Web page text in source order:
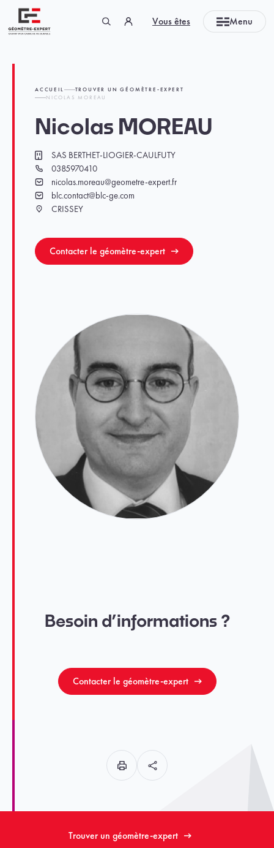
Vous êtes Menu
ACCUEIL
TROUVER UN GÉOMÈTRE-EXPERT
NICOLAS MOREAU
Nicolas MOREAU
CabinetSAS BERTHET-LIOGIER-CAULFUTY
Téléphone0385970410
Emailnicolas.moreau@geometre-expert.fr
Emailblc.contact@blc-ge.com
Ville
CRISSEY
Contacter le géomètre-expert
Besoin d’informations ?
Contacter le géomètre-expert
Trouver un géomètre-expert
Panneau de gestion des cookies